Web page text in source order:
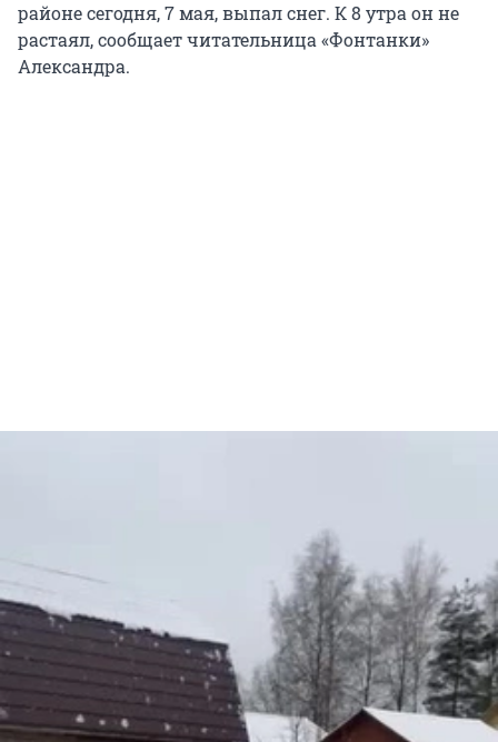
районе сегодня, 7 мая, выпал снег. К 8 утра он не
растаял, сообщает читательница «Фонтанки»
Александра.